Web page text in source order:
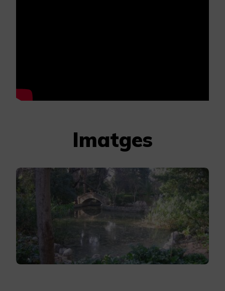
Imatges